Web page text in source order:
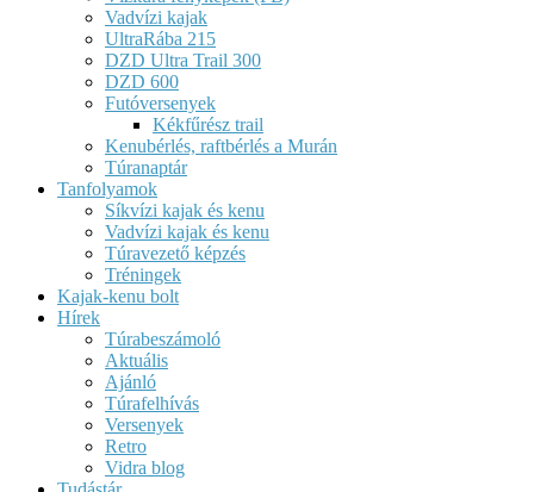
Vadvízi kajak
UltraRába 215
DZD Ultra Trail 300
DZD 600
Futóversenyek
Kékfűrész trail
Kenubérlés, raftbérlés a Murán
Túranaptár
Tanfolyamok
Síkvízi kajak és kenu
Vadvízi kajak és kenu
Túravezető képzés
Tréningek
Kajak-kenu bolt
Hírek
Túrabeszámoló
Aktuális
Ajánló
Túrafelhívás
Versenyek
Retro
Vidra blog